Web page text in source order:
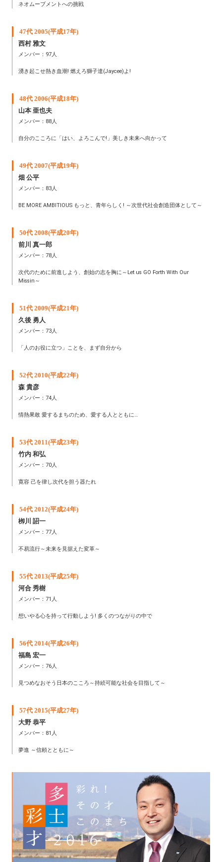
ネオムーブメントへの挑戦
47代 2005(平成17年)
西村 雅文
メンバー：97人
湧き起こせ熱き血潮! 燃えろ獅子達(Jaycee)よ!
48代 2006(平成18年)
山本 亜也夫
メンバー：88人
自分のこころに「はい、よろこんで!」美しき未来へ向かって
49代 2007(平成19年)
畑 公平
メンバー：83人
BE MORE AMBITIOUS もっと、青年らしく! ～次世代社会創造団体として～
50代 2008(平成20年)
前川 真一郎
メンバー：78人
次代のために前進しよう、創始の志を胸に～Let us GO Forth With Our
Missin～
51代 2009(平成21年)
久後 勇人
メンバー：73人
「人のお役に立つ」ことを、まず自分から
52代 2010(平成22年)
森 貴彦
メンバー：74人
情熱果敢 愛するまちのため、愛する人とともに…
53代 2011(平成23年)
竹内 和弘
メンバー：70人
寛容 己を律し次代を担う器たれ
54代 2012(平成24年)
栁川 詔一
メンバー：77人
不易流行～未来を見据えた変革～
55代 2013(平成25年)
河合 秀樹
メンバー：71人
想いやる心を持って行動しよう! 多くのつながりの中で
56代 2014(平成26年)
福島 宏一
メンバー：76人
見つめなおそう日本のこころ～持続可能な社会を目指して～
57代 2015(平成27年)
大野 恭平
メンバー：81人
夢進 ～信頼とともに～